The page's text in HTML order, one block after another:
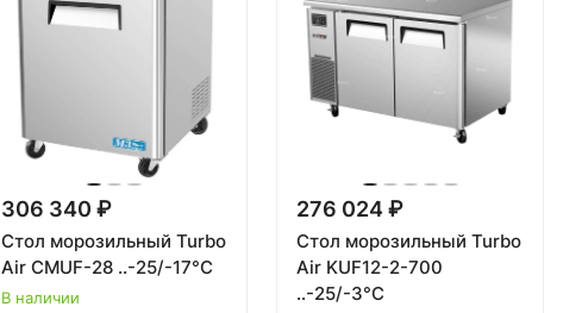
306 340 ₽
Стол морозильный Turbo
Air CMUF-28 ..-25/-17°С
В наличии
276 024 ₽
Стол морозильный Turbo
Air KUF12-2-700
..-25/-3°С